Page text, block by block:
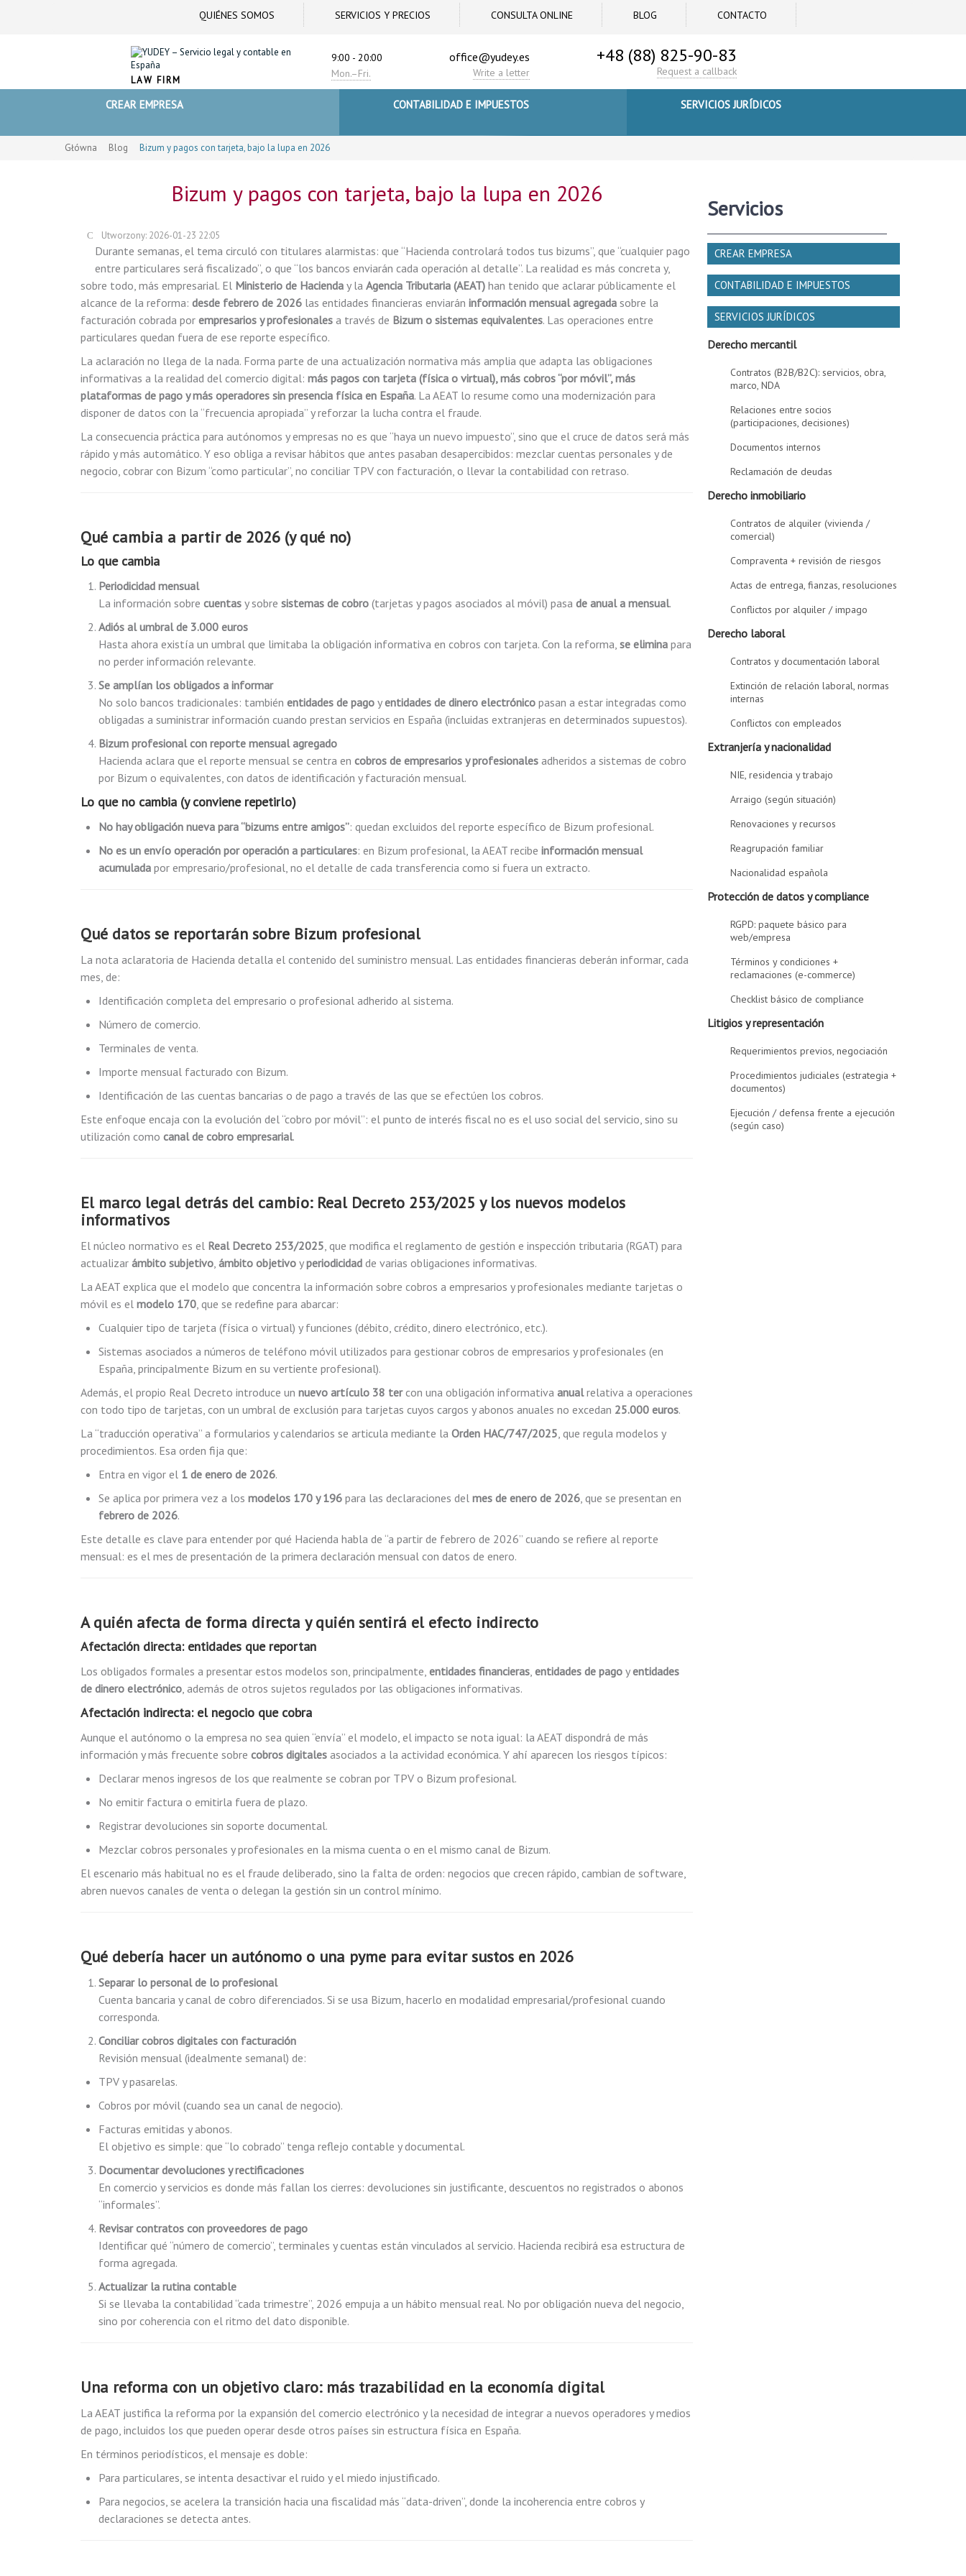
QUIÉNES SOMOS SERVICIOS Y PRECIOS CONSULTA ONLINE BLOG CONTACTO
LAW FIRM
9:00 - 20:00
Mon.–Fri.
office@yudey.es
Write a letter
+48 (88) 825-90-83
Request a callback
CREAR EMPRESA CONTABILIDAD E IMPUESTOS SERVICIOS JURÍDICOS
Główna Blog Bizum y pagos con tarjeta, bajo la lupa en 2026
Bizum y pagos con tarjeta, bajo la lupa en 2026
Utworzony: 2026-01-23 22:05
Durante semanas, el tema circuló con titulares alarmistas: que “Hacienda controlará todos tus bizums”, que “cualquier pago
entre particulares será fiscalizado”, o que “los bancos enviarán cada operación al detalle”. La realidad es más concreta y,
sobre todo, más empresarial. El Ministerio de Hacienda y la Agencia Tributaria (AEAT) han tenido que aclarar públicamente el
alcance de la reforma: desde febrero de 2026 las entidades financieras enviarán información mensual agregada sobre la
facturación cobrada por empresarios y profesionales a través de Bizum o sistemas equivalentes. Las operaciones entre
particulares quedan fuera de ese reporte específico.
La aclaración no llega de la nada. Forma parte de una actualización normativa más amplia que adapta las obligaciones
informativas a la realidad del comercio digital: más pagos con tarjeta (física o virtual), más cobros “por móvil”, más
plataformas de pago y más operadores sin presencia física en España. La AEAT lo resume como una modernización para
disponer de datos con la “frecuencia apropiada” y reforzar la lucha contra el fraude.
La consecuencia práctica para autónomos y empresas no es que “haya un nuevo impuesto”, sino que el cruce de datos será más
rápido y más automático. Y eso obliga a revisar hábitos que antes pasaban desapercibidos: mezclar cuentas personales y de
negocio, cobrar con Bizum “como particular”, no conciliar TPV con facturación, o llevar la contabilidad con retraso.
Qué cambia a partir de 2026 (y qué no)
Lo que cambia
Periodicidad mensual
La información sobre cuentas y sobre sistemas de cobro (tarjetas y pagos asociados al móvil) pasa de anual a mensual.
Adiós al umbral de 3.000 euros
Hasta ahora existía un umbral que limitaba la obligación informativa en cobros con tarjeta. Con la reforma, se elimina para
no perder información relevante.
Se amplían los obligados a informar
No solo bancos tradicionales: también entidades de pago yentidades de dinero electrónico pasan a estar integradas como
obligadas a suministrar información cuando prestan servicios en España (incluidas extranjeras en determinados supuestos).
Bizum profesional con reporte mensual agregado
Hacienda aclara que el reporte mensual se centra en cobros de empresarios y profesionales adheridos a sistemas de cobro
por Bizum o equivalentes, con datos de identificación y facturación mensual.
Lo que no cambia (y conviene repetirlo)
No hay obligación nueva para “bizums entre amigos”: quedan excluidos del reporte específico de Bizum profesional.
No es un envío operación por operación a particulares: en Bizum profesional, la AEAT recibe información mensual
acumulada por empresario/profesional, no el detalle de cada transferencia como si fuera un extracto.
Qué datos se reportarán sobre Bizum profesional
La nota aclaratoria de Hacienda detalla el contenido del suministro mensual. Las entidades financieras deberán informar, cada
mes, de:
Identificación completa del empresario o profesional adherido al sistema.
Número de comercio.
Terminales de venta.
Importe mensual facturado con Bizum.
Identificación de las cuentas bancarias o de pago a través de las que se efectúen los cobros.
Este enfoque encaja con la evolución del “cobro por móvil”: el punto de interés fiscal no es el uso social del servicio, sino su
utilización como canal de cobro empresarial.
El marco legal detrás del cambio: Real Decreto 253/2025 y los nuevos modelos
informativos
El núcleo normativo es el Real Decreto 253/2025, que modifica el reglamento de gestión e inspección tributaria (RGAT) para
actualizar ámbito subjetivo, ámbito objetivo yperiodicidad de varias obligaciones informativas.
La AEAT explica que el modelo que concentra la información sobre cobros a empresarios y profesionales mediante tarjetas o
móvil es el modelo 170, que se redefine para abarcar:
Cualquier tipo de tarjeta (física o virtual) y funciones (débito, crédito, dinero electrónico, etc.).
Sistemas asociados a números de teléfono móvil utilizados para gestionar cobros de empresarios y profesionales (en
España, principalmente Bizum en su vertiente profesional).
Además, el propio Real Decreto introduce un nuevo artículo 38 tercon una obligación informativa anualrelativa a operaciones
con todo tipo de tarjetas, con un umbral de exclusión para tarjetas cuyos cargos y abonos anuales no excedan 25.000 euros.
La “traducción operativa” a formularios y calendarios se articula mediante la Orden HAC/747/2025, que regula modelos y
procedimientos. Esa orden fija que:
Entra en vigor el 1 de enero de 2026.
Se aplica por primera vez a los modelos 170 y 196 para las declaraciones del mes de enero de 2026, que se presentan en
febrero de 2026.
Este detalle es clave para entender por qué Hacienda habla de “a partir de febrero de 2026” cuando se refiere al reporte
mensual: es el mes de presentación de la primera declaración mensual con datos de enero.
A quién afecta de forma directa y quién sentirá el efecto indirecto
Afectación directa: entidades que reportan
Los obligados formales a presentar estos modelos son, principalmente, entidades financieras, entidades de pago yentidades
de dinero electrónico, además de otros sujetos regulados por las obligaciones informativas.
Afectación indirecta: el negocio que cobra
Aunque el autónomo o la empresa no sea quien “envía” el modelo, el impacto se nota igual: la AEAT dispondrá de más
información y más frecuente sobre cobros digitales asociados a la actividad económica. Y ahí aparecen los riesgos típicos:
Declarar menos ingresos de los que realmente se cobran por TPV o Bizum profesional.
No emitir factura o emitirla fuera de plazo.
Registrar devoluciones sin soporte documental.
Mezclar cobros personales y profesionales en la misma cuenta o en el mismo canal de Bizum.
El escenario más habitual no es el fraude deliberado, sino la falta de orden: negocios que crecen rápido, cambian de software,
abren nuevos canales de venta o delegan la gestión sin un control mínimo.
Qué debería hacer un autónomo o una pyme para evitar sustos en 2026
Separar lo personal de lo profesional
Cuenta bancaria y canal de cobro diferenciados. Si se usa Bizum, hacerlo en modalidad empresarial/profesional cuando
corresponda.
Conciliar cobros digitales con facturación
Revisión mensual (idealmente semanal) de:
TPV y pasarelas.
Cobros por móvil (cuando sea un canal de negocio).
Facturas emitidas y abonos.
El objetivo es simple: que “lo cobrado” tenga reflejo contable y documental.
Documentar devoluciones y rectificaciones
En comercio y servicios es donde más fallan los cierres: devoluciones sin justificante, descuentos no registrados o abonos
“informales”.
Revisar contratos con proveedores de pago
Identificar qué “número de comercio”, terminales y cuentas están vinculados al servicio. Hacienda recibirá esa estructura de
forma agregada.
Actualizar la rutina contable
Si se llevaba la contabilidad “cada trimestre”, 2026 empuja a un hábito mensual real. No por obligación nueva del negocio,
sino por coherencia con el ritmo del dato disponible.
Una reforma con un objetivo claro: más trazabilidad en la economía digital
La AEAT justifica la reforma por la expansión del comercio electrónico y la necesidad de integrar a nuevos operadores y medios
de pago, incluidos los que pueden operar desde otros países sin estructura física en España.
En términos periodísticos, el mensaje es doble:
Para particulares, se intenta desactivar el ruido y el miedo injustificado.
Para negocios, se acelera la transición hacia una fiscalidad más “data-driven”, donde la incoherencia entre cobros y
declaraciones se detecta antes.
Servicios
CREAR EMPRESA
CONTABILIDAD E IMPUESTOS
SERVICIOS JURÍDICOS
Derecho mercantil
Contratos (B2B/B2C): servicios, obra,
marco, NDA
Relaciones entre socios
(participaciones, decisiones)
Documentos internos
Reclamación de deudas
Derecho inmobiliario
Contratos de alquiler (vivienda /
comercial)
Compraventa + revisión de riesgos
Actas de entrega, fianzas, resoluciones
Conflictos por alquiler / impago
Derecho laboral
Contratos y documentación laboral
Extinción de relación laboral, normas
internas
Conflictos con empleados
Extranjería y nacionalidad
NIE, residencia y trabajo
Arraigo (según situación)
Renovaciones y recursos
Reagrupación familiar
Nacionalidad española
Protección de datos y compliance
RGPD: paquete básico para
web/empresa
Términos y condiciones +
reclamaciones (e-commerce)
Checklist básico de compliance
Litigios y representación
Requerimientos previos, negociación
Procedimientos judiciales (estrategia +
documentos)
Ejecución / defensa frente a ejecución
(según caso)